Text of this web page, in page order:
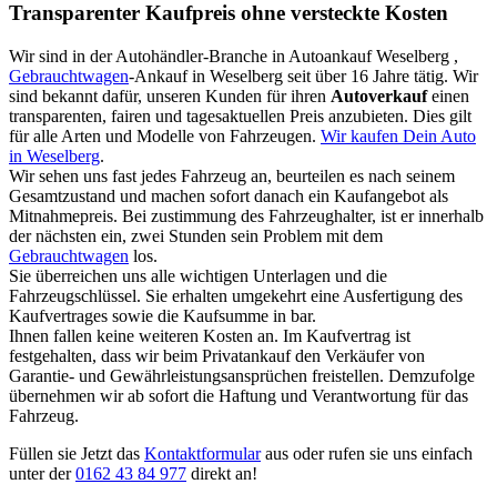
Transparenter Kaufpreis ohne versteckte Kosten
Wir sind in der Autohändler-Branche in Autoankauf Weselberg ,
Gebrauchtwagen-Ankauf in Weselberg seit über 16 Jahre tätig. Wir
sind bekannt dafür, unseren Kunden für ihren Autoverkaufeinen
transparenten, fairen und tagesaktuellen Preis anzubieten. Dies gilt
für alle Arten und Modelle von Fahrzeugen. Wir kaufen Dein Auto
in Weselberg.
Wir sehen uns fast jedes Fahrzeug an, beurteilen es nach seinem
Gesamtzustand und machen sofort danach ein Kaufangebot als
Mitnahmepreis. Bei zustimmung des Fahrzeughalter, ist er innerhalb
der nächsten ein, zwei Stunden sein Problem mit dem
Gebrauchtwagen los.
Sie überreichen uns alle wichtigen Unterlagen und die
Fahrzeugschlüssel. Sie erhalten umgekehrt eine Ausfertigung des
Kaufvertrages sowie die Kaufsumme in bar.
Ihnen fallen keine weiteren Kosten an. Im Kaufvertrag ist
festgehalten, dass wir beim Privatankauf den Verkäufer von
Garantie- und Gewährleistungsansprüchen freistellen. Demzufolge
übernehmen wir ab sofort die Haftung und Verantwortung für das
Fahrzeug.
Füllen sie Jetzt das Kontaktformularaus oder rufen sie uns einfach
unter der0162 43 84 977 direkt an!